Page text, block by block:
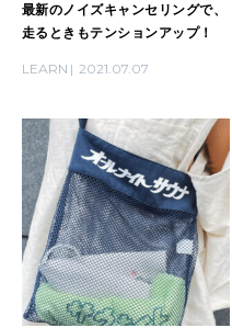
最新のノイズキャンセリングで、
走るときもテンションアップ！
LEARN 2021.07.07